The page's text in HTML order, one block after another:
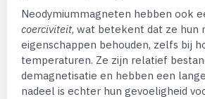
Neodymiummagneten hebben ook
coerciviteit, wat betekent dat ze hun
eigenschappen behouden, zelfs bij
temperaturen. Ze zijn relatief
demagnetisatie en hebben een
nadeel is echter hun gevoeligheid